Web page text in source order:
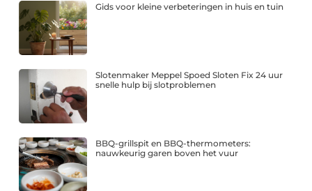
Gids voor kleine verbeteringen in huis en tuin
Slotenmaker Meppel Spoed Sloten Fix 24 uur
snelle hulp bij slotproblemen
BBQ-grillspit en BBQ-thermometers:
nauwkeurig garen boven het vuur